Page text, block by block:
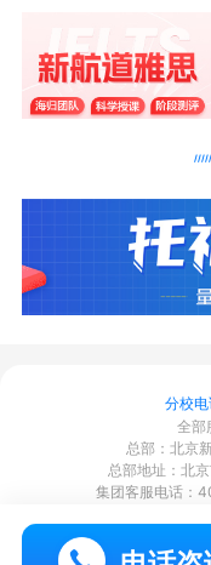
莞、珠海、重庆、
庄、邯郸、合肥、深
州、洛阳、开封、
二、您可以直接拨
三、近两年假借培
新航道再次提醒广
托任何机构或个人
分校电
全部
总部：北京
总部地址：北
集团客服电话：